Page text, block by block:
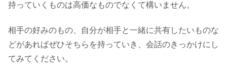
持っていくものは高価なものでなくて構いません。
相手の好みのもの、自分が相手と一緒に共有したいものな
どがあればぜひそちらを持っていき、会話のきっかけにし
てみてください。